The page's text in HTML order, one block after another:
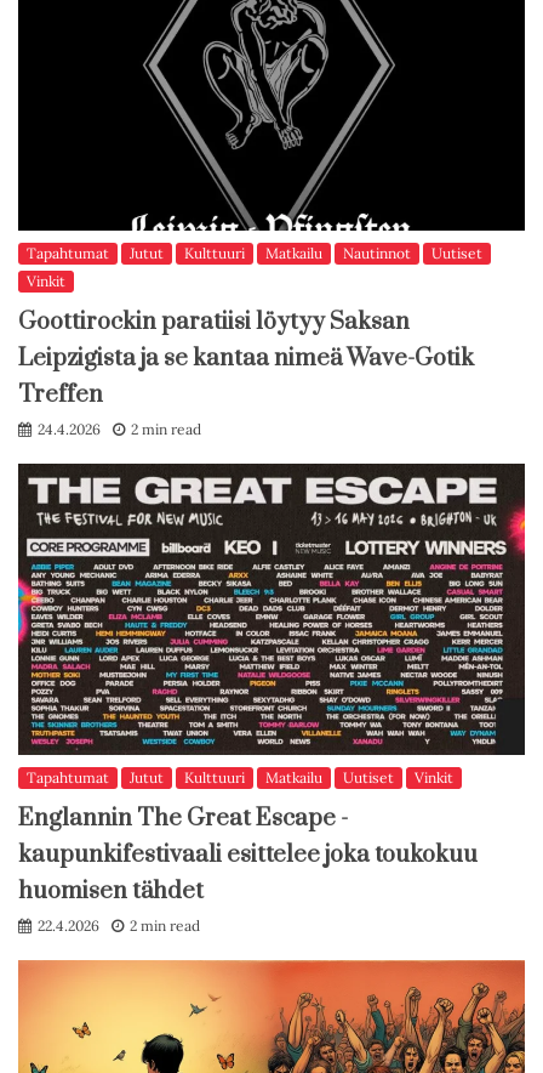
Tapahtumat Jutut Kulttuuri Matkailu Nautinnot
Uutiset
Vinkit
Goottirockin paratiisi löytyy Saksan
Leipzigista ja se kantaa nimeä Wave-Gotik
Treffen
24.4.2026 2 min read
Tapahtumat Jutut Kulttuuri Matkailu Uutiset Vinkit
Englannin The Great Escape -
kaupunkifestivaali esittelee joka toukokuu
huomisen tähdet
22.4.2026 2 min read